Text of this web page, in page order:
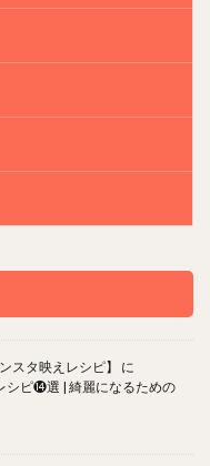
スタ映えレシピ】
に
シピ⓮選 | 綺麗になるための